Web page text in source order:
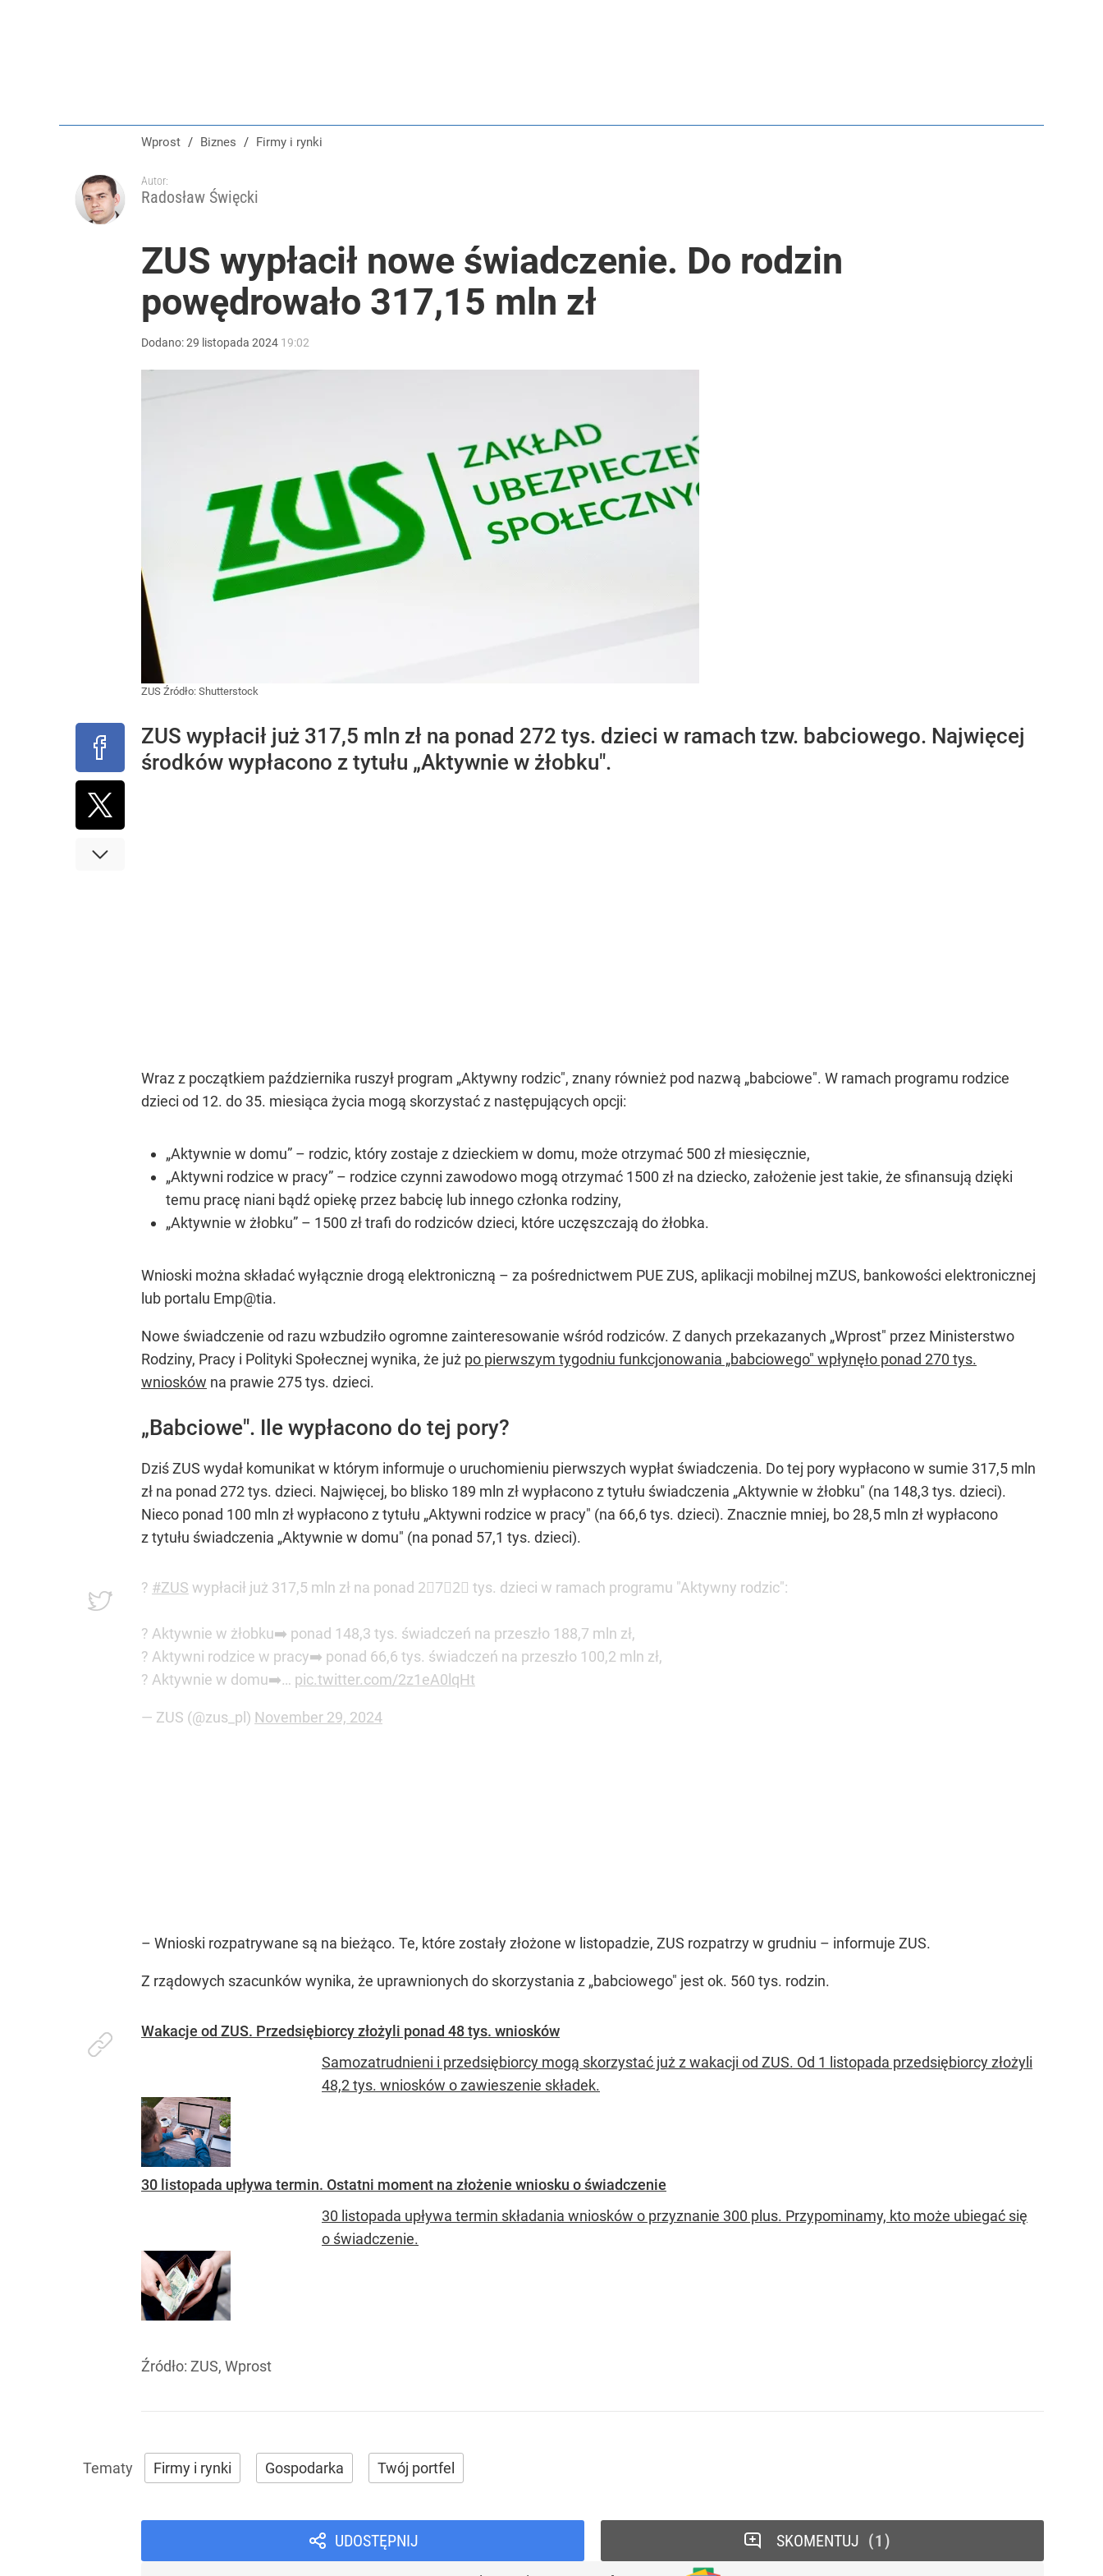
Wprost / Biznes / Firmy i rynki
Autor:
Radosław Święcki
ZUS wypłacił nowe świadczenie. Do rodzin
powędrowało 317,15 mln zł
Dodano:29 listopada 2024 19:02
ZUS Źródło: Shutterstock
ZUS wypłacił już 317,5 mln zł na ponad 272 tys. dzieci w ramach tzw. babciowego. Najwięcej
środków wypłacono z tytułu „Aktywnie w żłobku".
Wraz z początkiem października ruszył program „Aktywny rodzic", znany również pod nazwą „babciowe". W ramach programu rodzice
dzieci od 12. do 35. miesiąca życia mogą skorzystać z następujących opcji:
„Aktywnie w domu” – rodzic, który zostaje z dzieckiem w domu, może otrzymać 500 zł miesięcznie,
„Aktywni rodzice w pracy” – rodzice czynni zawodowo mogą otrzymać 1500 zł na dziecko, założenie jest takie, że sfinansują dzięki
temu pracę niani bądź opiekę przez babcię lub innego członka rodziny,
„Aktywnie w żłobku” – 1500 zł trafi do rodziców dzieci, które uczęszczają do żłobka.
Wnioski można składać wyłącznie drogą elektroniczną – za pośrednictwem PUE ZUS, aplikacji mobilnej mZUS, bankowości elektronicznej
lub portalu Emp@tia.
Nowe świadczenie od razu wzbudziło ogromne zainteresowanie wśród rodziców. Z danych przekazanych „Wprost" przez Ministerstwo
Rodziny, Pracy i Polityki Społecznej wynika, że już po pierwszym tygodniu funkcjonowania „babciowego" wpłynęło ponad 270 tys.
wniosków na prawie 275 tys. dzieci.
„Babciowe". Ile wypłacono do tej pory?
Dziś ZUS wydał komunikat w którym informuje o uruchomieniu pierwszych wypłat świadczenia. Do tej pory wypłacono w sumie 317,5 mln
zł na ponad 272 tys. dzieci. Najwięcej, bo blisko 189 mln zł wypłacono z tytułu świadczenia „Aktywnie w żłobku" (na 148,3 tys. dzieci).
Nieco ponad 100 mln zł wypłacono z tytułu „Aktywni rodzice w pracy" (na 66,6 tys. dzieci). Znacznie mniej, bo 28,5 mln zł wypłacono
z tytułu świadczenia „Aktywnie w domu" (na ponad 57,1 tys. dzieci).
? #ZUS wypłacił już 317,5 mln zł na ponad 2⃣7⃣2⃣ tys. dzieci w ramach programu "Aktywny rodzic":
? Aktywnie w żłobku➡️ ponad 148,3 tys. świadczeń na przeszło 188,7 mln zł,
? Aktywni rodzice w pracy➡️ ponad 66,6 tys. świadczeń na przeszło 100,2 mln zł,
? Aktywnie w domu➡️… pic.twitter.com/2z1eA0lqHt
— ZUS (@zus_pl) November 29, 2024
– Wnioski rozpatrywane są na bieżąco. Te, które zostały złożone w listopadzie, ZUS rozpatrzy w grudniu – informuje ZUS.
Z rządowych szacunków wynika, że uprawnionych do skorzystania z „babciowego" jest ok. 560 tys. rodzin.
Wakacje od ZUS. Przedsiębiorcy złożyli ponad 48 tys. wniosków
Samozatrudnieni i przedsiębiorcy mogą skorzystać już z wakacji od ZUS. Od 1 listopada przedsiębiorcy złożyli
48,2 tys. wniosków o zawieszenie składek.
30 listopada upływa termin. Ostatni moment na złożenie wniosku o świadczenie
30 listopada upływa termin składania wniosków o przyznanie 300 plus. Przypominamy, kto może ubiegać się
o świadczenie.
Źródło: ZUS, Wprost
Firmy i rynki Gospodarka Twój portfel
UDOSTĘPNIJ SKOMENTUJ 1